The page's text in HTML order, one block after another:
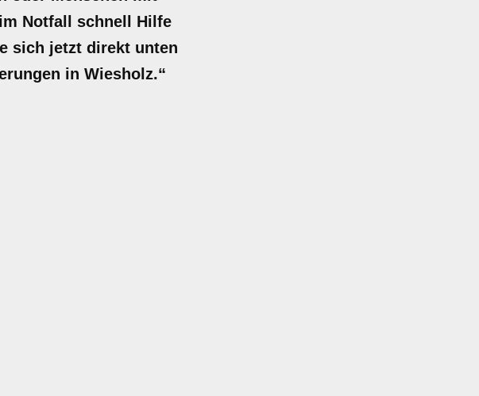
Notfall schnell Hilfe
sich jetzt direkt unten
in Wiesholz.“